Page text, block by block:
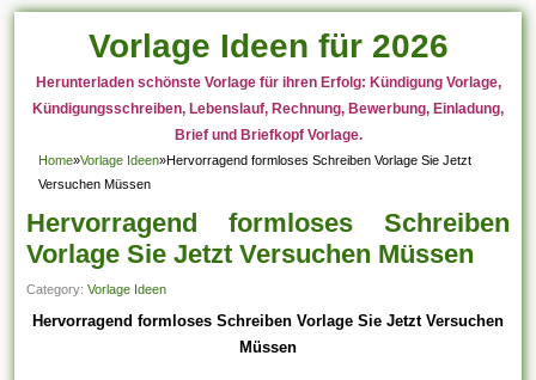
Vorlage Ideen für 2026
Herunterladen schönste Vorlage für ihren Erfolg: Kündigung Vorlage,
Kündigungsschreiben, Lebenslauf, Rechnung, Bewerbung, Einladung,
Brief und Briefkopf Vorlage.
Home»Vorlage Ideen»Hervorragend formloses Schreiben Vorlage Sie Jetzt
Versuchen Müssen
Hervorragend formloses Schreiben
Vorlage Sie Jetzt Versuchen Müssen
Category:Vorlage Ideen
Hervorragend formloses Schreiben Vorlage Sie Jetzt Versuchen
Müssen